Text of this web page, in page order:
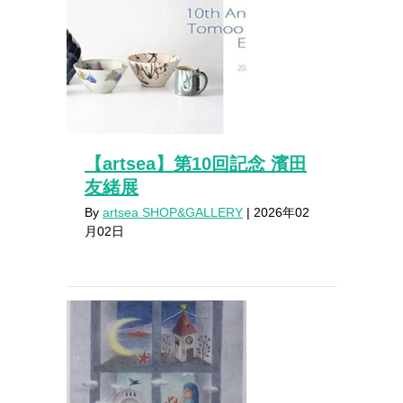
【artsea】第10回記念 濱田
友緒展
By artsea SHOP&GALLERY | 2026年02
月02日